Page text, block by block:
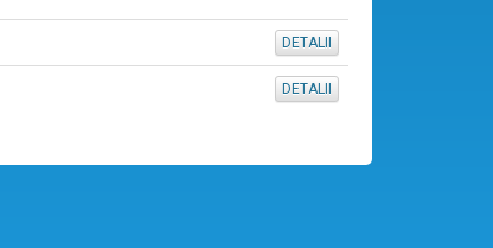
DETALII
DETALII